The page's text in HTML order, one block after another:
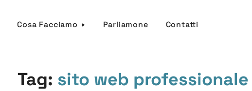
Cosa Facciamo Parliamone Contatti
Tag: sito web professionale